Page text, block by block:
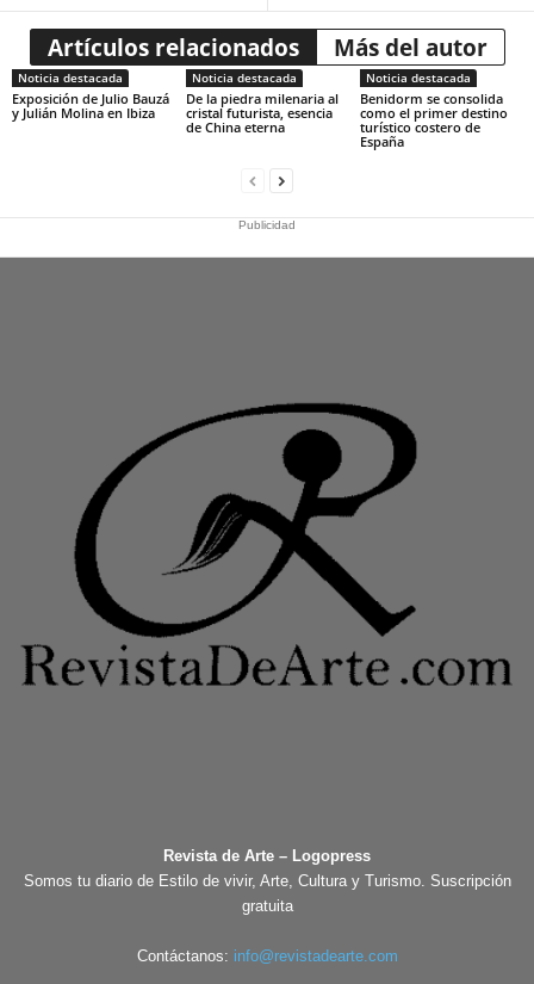
Artículos relacionados Más del autor
Noticia destacada
Exposición de Julio Bauzá
y Julián Molina en Ibiza
Noticia destacada
De la piedra milenaria al
cristal futurista, esencia
de China eterna
Noticia destacada
Benidorm se consolida
como el primer destino
turístico costero de
España
Publicidad
Revista de Arte – Logopress
Somos tu diario de Estilo de vivir, Arte, Cultura y Turismo. Suscripción
gratuita
Contáctanos: info@revistadearte.com